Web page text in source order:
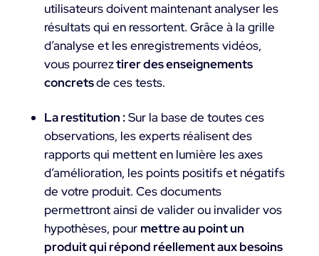
utilisateurs doivent maintenant analyser les
résultats qui en ressortent. Grâce à la grille
d’analyse et les enregistrements vidéos,
vous pourreztirer des enseignements
concretsde ces tests.
La restitution :Sur la base de toutes ces
observations, les experts réalisent des
rapports qui mettent en lumière les axes
d’amélioration, les points positifs et négatifs
de votre produit. Ces documents
permettront ainsi de valider ou invalider vos
hypothèses, pour mettre au point un
produit qui répond réellement aux besoins